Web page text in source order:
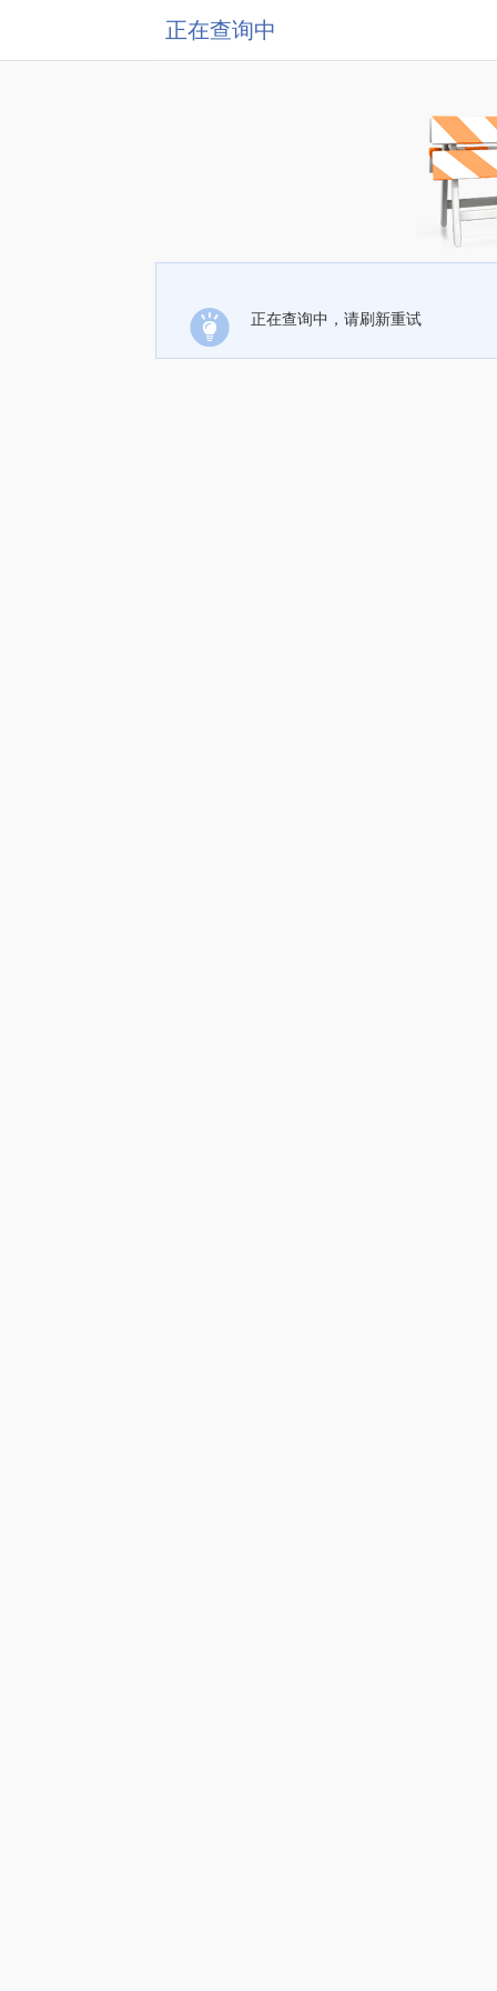
正在查询中
正在查询中，请刷新重试